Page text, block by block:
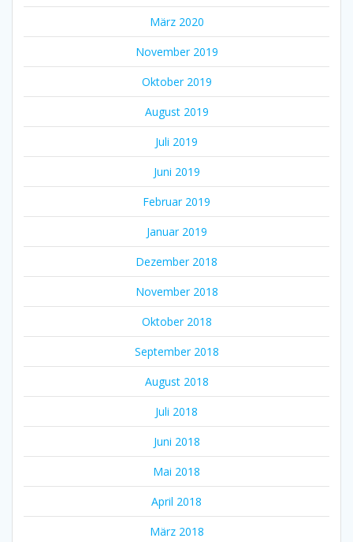
März 2020
November 2019
Oktober 2019
August 2019
Juli 2019
Juni 2019
Februar 2019
Januar 2019
Dezember 2018
November 2018
Oktober 2018
September 2018
August 2018
Juli 2018
Juni 2018
Mai 2018
April 2018
März 2018